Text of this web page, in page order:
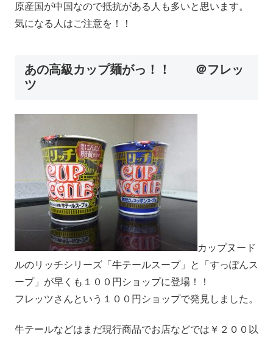
原産国が中国なので抵抗がある人も多いと思います。
気になる人はご注意を！！
あの高級カップ麺がっ！！ ＠フレッ
ツ
カップヌード
ルのリッチシリーズ「牛テールスープ」と「すっぽんス
ープ」が早くも１００円ショップに登場！！
フレッツさんという１００円ショップで発見しました。
牛テールなどはまだ現行商品でお店などでは￥２００以